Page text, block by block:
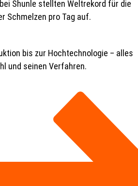
bis zur Hochtechnologie – alles
und seinen Verfahren.